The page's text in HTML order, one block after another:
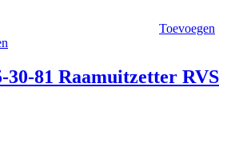
Toevoegen
30-81 Raamuitzetter RVS